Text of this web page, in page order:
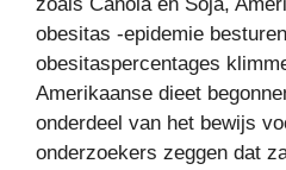
obesitas -epidemie
obesitaspercentages
Amerikaanse dieet
onderdeel van het bewijs
onderzoekers zeggen dat